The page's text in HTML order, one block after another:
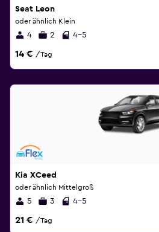
Seat Leon
oder ähnlich Klein
4 2 4-5
14 € /Tag
Kia XCeed
oder ähnlich Mittelgroß
5 3 4-5
21 € /Tag